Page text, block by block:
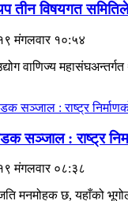
तीन विषयगत समितिले
मंगलवार १०:५४
वाणिज्य
सञ्जाल : राष्ट्र
मंगलवार ०८:३८
मनमोहक छ, यहाँको